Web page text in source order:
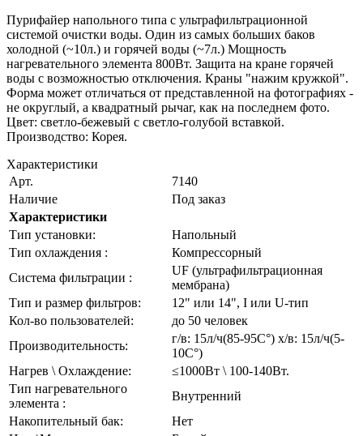
Пурифайер напольного типа с ультрафильтрационной
системой очистки воды. Один из самых больших баков
холодной (~10л.) и горячей воды (~7л.) Мощность
нагревательного элемента 800Вт. Защита на кране горячей
воды с возможностью отключения. Краны "нажим кружкой".
Форма может отличаться от представленной на фотографиях -
не округлый, а квадратный рычаг, как на последнем фото.
Цвет: светло-бежевый с светло-голубой вставкой.
Производство: Корея.
Характеристики
Арт.
7140
Наличие
Под заказ
Характеристики
Тип установки:
Напольный
Тип охлаждения :
Компрессорный
Система фильтрации :
UF (ультрафильтрационная
мембрана)
Тип и размер фильтров:
12" или 14", I или U-тип
Кол-во пользователей:
до 50 человек
Производительность:
г/в: 15л/ч(85-95C°) х/в: 15л/ч(5-
10C°)
Нагрев \ Охлаждение:
≤1000Вт \ 100-140Вт.
Тип нагревательного
элемента :
Внутренний
Накопительный бак:
Нет